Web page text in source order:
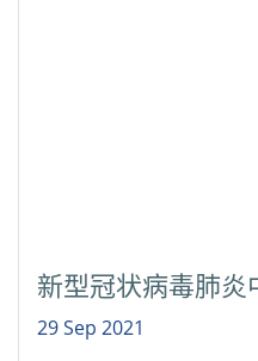
新型冠状病毒肺炎
29 Sep 2021